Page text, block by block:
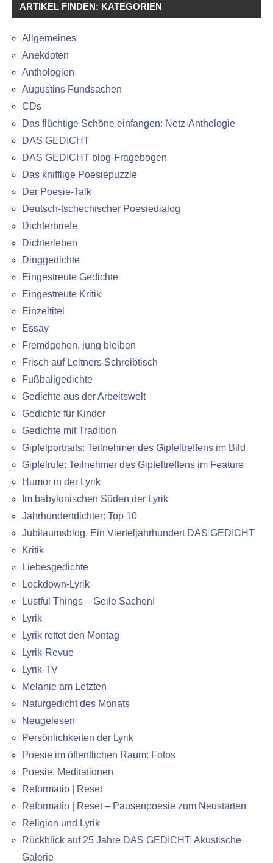
ARTIKEL FINDEN: KATEGORIEN
Allgemeines
Anekdoten
Anthologien
Augustins Fundsachen
CDs
Das flüchtige Schöne einfangen: Netz-Anthologie
DAS GEDICHT
DAS GEDICHT blog-Fragebogen
Das knifflige Poesiepuzzle
Der Poesie-Talk
Deutsch-tschechischer Poesiedialog
Dichterbriefe
Dichterleben
Dinggedichte
Eingestreute Gedichte
Eingestreute Kritik
Einzeltitel
Essay
Fremdgehen, jung bleiben
Frisch auf Leitners Schreibtisch
Fußballgedichte
Gedichte aus der Arbeitswelt
Gedichte für Kinder
Gedichte mit Tradition
Gipfelportraits: Teilnehmer des Gipfeltreffens im Bild
Gipfelrufe: Teilnehmer des Gipfeltreffens im Feature
Humor in der Lyrik
Im babylonischen Süden der Lyrik
Jahrhundertdichter: Top 10
Jubiläumsblog. Ein Vierteljahrhundert DAS GEDICHT
Kritik
Liebesgedichte
Lockdown-Lyrik
Lustful Things – Geile Sachen!
Lyrik
Lyrik rettet den Montag
Lyrik-Revue
Lyrik-TV
Melanie am Letzten
Naturgedicht des Monats
Neugelesen
Persönlichkeiten der Lyrik
Poesie im öffentlichen Raum: Fotos
Poesie. Meditationen
Reformatio | Reset
Reformatio | Reset – Pausenpoesie zum Neustarten
Religion und Lyrik
Rückblick auf 25 Jahre DAS GEDICHT: Akustische
Galerie